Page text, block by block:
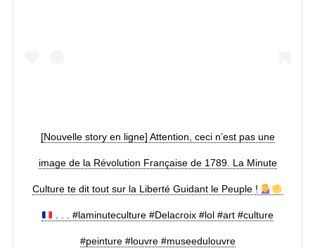
[Nouvelle story en ligne] Attention, ceci n’est pas une
image de la Révolution Française de 1789. La Minute
Culture te dit tout sur la Liberté Guidant le Peuple !
. . . #laminuteculture #Delacroix #lol #art #culture
#peinture #louvre #museedulouvre